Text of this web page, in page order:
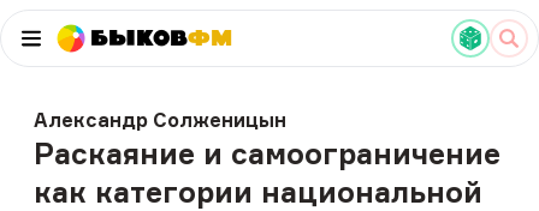
БыковФМ
Александр Солженицын
Раскаяние и самоограничение
как категории национальной